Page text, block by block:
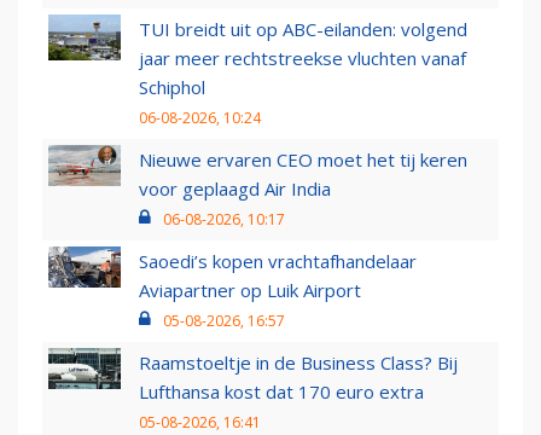
TUI breidt uit op ABC-eilanden: volgend
jaar meer rechtstreekse vluchten vanaf
Schiphol
06-08-2026, 10:24
Nieuwe ervaren CEO moet het tij keren
voor geplaagd Air India
06-08-2026, 10:17
Saoedi’s kopen vrachtafhandelaar
Aviapartner op Luik Airport
05-08-2026, 16:57
Raamstoeltje in de Business Class? Bij
Lufthansa kost dat 170 euro extra
05-08-2026, 16:41